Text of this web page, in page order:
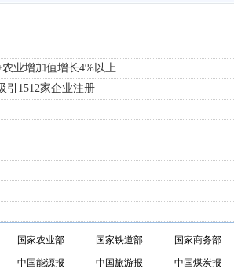
业增加值增长4%以上
引1512家企业注册
国家农业部 国家铁道部 国家商务部
中国能源报 中国旅游报 中国煤炭报